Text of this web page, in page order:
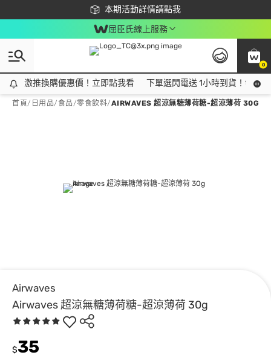
本期活動詳情請點我
下載app最高回饋$350
屈臣氏線上服務
0
激推換購優惠價！立即點我看
激推換購優惠價！立即點我看 下單選閃電送 1小時到貨！領神
首頁/ 日用品/食品/零食飲料/AIRWAVES 超涼無糖薄荷糖-超涼薄荷 30G
Airwaves
Airwaves 超涼無糖薄荷糖-超涼薄荷 30g
$35